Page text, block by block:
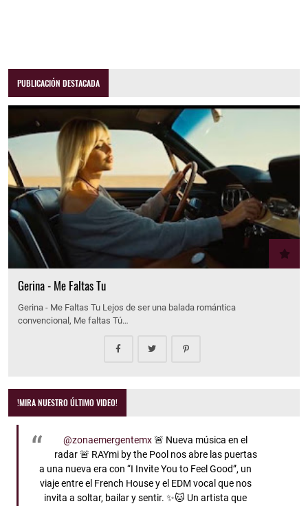
PUBLICACIÓN DESTACADA
Gerina - Me Faltas Tu
Gerina - Me Faltas Tu Lejos de ser una balada romántica
convencional, Me faltas Tú…
!MIRA NUESTRO ÚLTIMO VIDEO!
@zonaemergentemx🚨 Nueva música en el
radar 🚨 RAYmi by the Pool nos abre las puertas
a una nueva era con “I Invite You to Feel Good”, un
viaje entre el French House y el EDM vocal que nos
invita a soltar, bailar y sentir. ✨🐱 Un artista que